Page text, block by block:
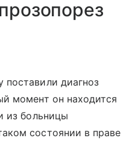
поставили диагноз
момент он находится
из больницы
состоянии в праве